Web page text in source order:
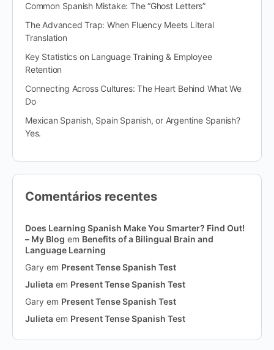
Common Spanish Mistake: The “Ghost Letters”
The Advanced Trap: When Fluency Meets Literal
Translation
Key Statistics on Language Training & Employee
Retention
Connecting Across Cultures: The Heart Behind What We
Do
Mexican Spanish, Spain Spanish, or Argentine Spanish?
Yes.
Comentários recentes
Does Learning Spanish Make You Smarter? Find Out!
– My Blog em Benefits of a Bilingual Brain and
Language Learning
Gary em Present Tense Spanish Test
Julieta em Present Tense Spanish Test
Gary em Present Tense Spanish Test
Julieta em Present Tense Spanish Test